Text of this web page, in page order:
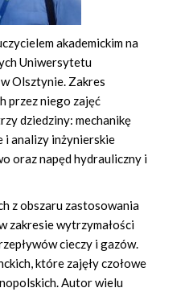
akademickim na
Uniwersytetu
Olsztynie. Zakres
przez niego zajęć
dziedziny: mechanikę
i analizy inżynierskie
oraz napęd hydrauliczny i
z obszaru zastosowania
zakresie wytrzymałości
cieczy i gazów.
które zajęły czołowe
Autor wielu